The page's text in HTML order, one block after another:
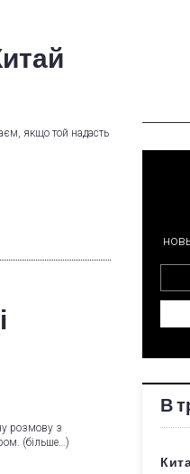
якщо той надасть
розмову з
(більше…)
В